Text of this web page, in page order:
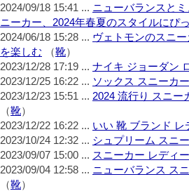
2024/09/18 15:41 ... ニューバランスと
ニーカー、2024年春夏のスタイルにぴ
2024/06/18 15:28 ... ヴェトモンのスニ
を楽しむ （靴）
2023/12/28 17:19 ... ナイキ ジョーダン
2023/12/25 16:22 ... ソックス スニーカ
2023/12/23 15:51 ... 2024 流行り スニー
（靴）
2023/12/22 16:22 ... いい 靴 ブランド レ
2023/10/24 12:32 ... シュプリーム スニ
2023/09/07 15:00 ... スニーカー レディ
2023/09/04 12:58 ... ニューバランス ス
（靴）